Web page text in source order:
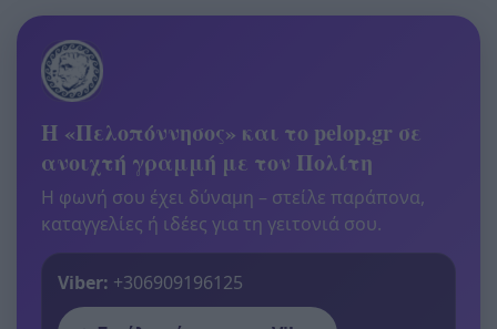
Η «Πελοπόννησος» και το pelop.gr σε
ανοιχτή γραμμή με τον Πολίτη
Η φωνή σου έχει δύναμη – στείλε παράπονα,
καταγγελίες ή ιδέες για τη γειτονιά σου.
Viber: +306909196125